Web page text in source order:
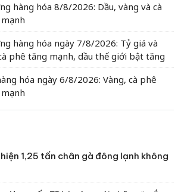
hàng hóa 8/8/2026: Dầu, vàng và cà
hàng hóa ngày 7/8/2026: Tỷ giá và
phê tăng mạnh, dầu thế giới bật tăng
hóa ngày 6/8/2026: Vàng, cà phê
1,25 tấn chân gà đông lạnh không